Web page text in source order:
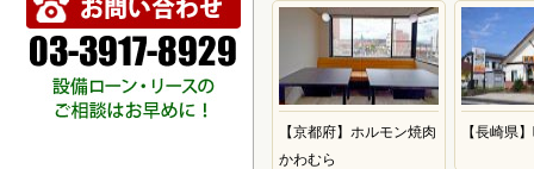
【京都府】ホルモン焼肉
かわむら
【長崎県